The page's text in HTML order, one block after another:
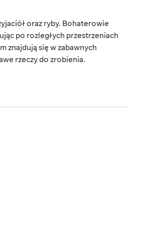
oraz ryby. Bohaterowie
po rozległych przestrzeniach
znajdują się w zabawnych
rzeczy do zrobienia.